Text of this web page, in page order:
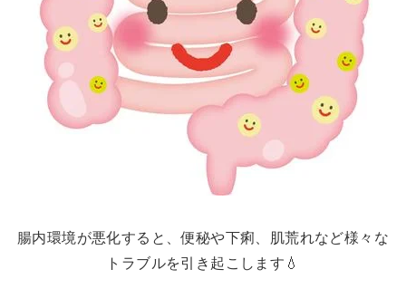
腸内環境が悪化すると、便秘や下痢、肌荒れなど様々な
トラブルを引き起こします💧